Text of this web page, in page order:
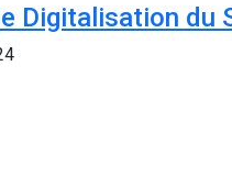
Digitalisation du